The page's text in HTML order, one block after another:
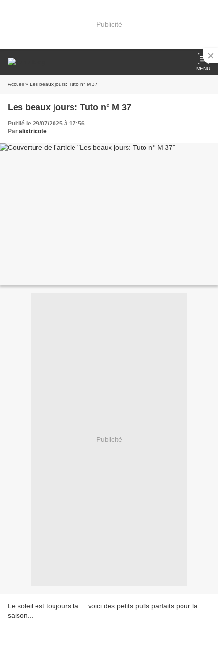
Publicité
MENU
Accueil » Les beaux jours: Tuto n° M 37
Les beaux jours: Tuto n° M 37
Publié le 29/07/2025 à 17:56
Par alixtricote
Publicité
Le soleil est toujours là.... voici des petits pulls parfaits pour la
saison...